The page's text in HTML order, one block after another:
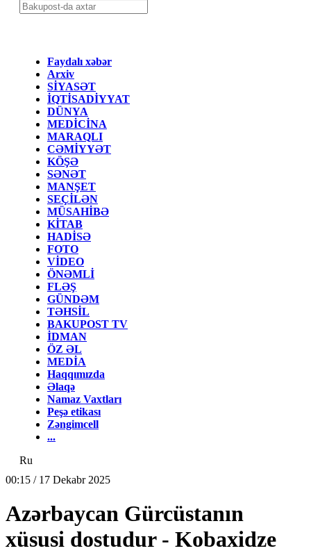
Faydalı xəbər
Arxiv
SİYASƏT
İQTİSADİYYAT
DÜNYA
MEDİCİNA
MARAQLI
CƏMİYYƏT
KÖŞƏ
SƏNƏT
MANŞET
SEÇİLƏN
MÜSAHİBƏ
KİTAB
HADİSƏ
FOTO
VİDEO
ÖNƏMLİ
FLƏŞ
GÜNDƏM
TƏHSİL
BAKUPOST TV
İDMAN
ÖZ ƏL
MEDİA
Haqqımızda
Əlaqə
Namaz Vaxtları
Peşə etikası
Zəngimcell
...
Ru
00:15 / 17 Dekabr 2025
Azərbaycan Gürcüstanın
xüsusi dostudur - Kobaxidze